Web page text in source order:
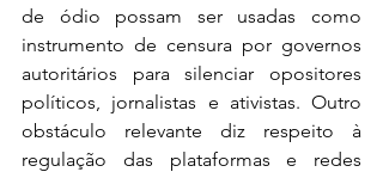
de ódio possam ser usadas como
instrumento de censura por governos
autoritários para silenciar opositores
políticos, jornalistas e ativistas. Outro
obstáculo relevante diz respeito à
regulação das plataformas e redes